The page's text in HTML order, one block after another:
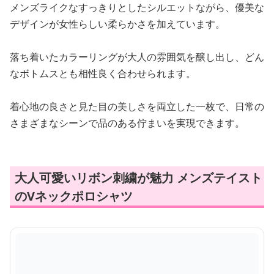
メンズライクなすっきりとしたシルエットながら、優美な
デザインが女性らしい柔らかさを加えています。
落ち着いたカラーリングが大人の雰囲気を醸し出し、どん
なボトムスとも相性良く合わせられます。
着心地の良さと見た目の美しさを両立した一枚で、日常の
さまざまなシーンで品のある佇まいを実現できます。
大人可愛いリボン刺繍が魅力 メンズテイスト
のVネックポロシャツ